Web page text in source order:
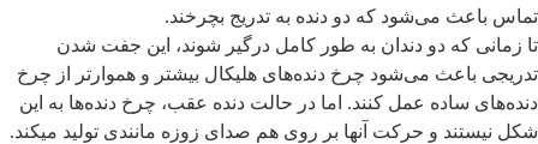
باعث می‌شود که دو دنده به تدریج بچرخند.
زمانی که دو دندان به طور کامل درگیر شوند، این جفت شدن
باعث می‌شود چرخ دنده‌های هلیکال بیشتر و هموارتر از چرخ
ساده عمل کنند. اما در حالت دنده عقب، چرخ دنده‌ها به این
نیستند و حرکت آنها بر روی هم صدای زوزه مانندی تولید میکند.